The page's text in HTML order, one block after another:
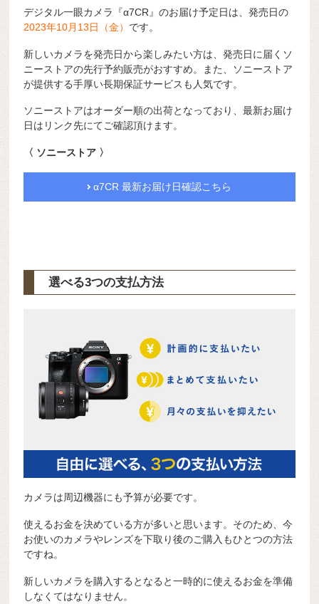
デジタル一眼カメラ『α7CR』のお届け予定日は、発売日の
2023年10月13日（金） です。
新しいカメラを発売日から楽しみたい方は、発売日に届くソ
ニーストアの先行予約販売がおすすめ。また、ソニーストア
が提供する手厚い長期保証サービスも人気です。
ソニーストアはオーダー順の出荷となっており、最新お届け
日はリンク先にてご確認頂けます。
〈 ソニーストア 〉
α7CR 最新お届け日確認こちら
選べる3つの支払方法
カメラは周辺機器にも予算が必要です。
使えるお金を決めている方が多いと思います。そのため、今
お使いのカメラやレンズを下取り後のご購入もひとつの方法
ですね。
新しいカメラを購入するとなると一時的に使えるお金を準備
しなくてはなりません。